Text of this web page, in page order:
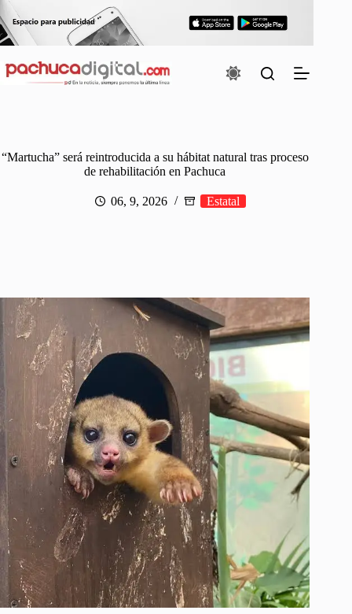
Saltar
al
contenido
“Martucha” será reintroducida a su hábitat natural tras proceso
de rehabilitación en Pachuca
06, 9, 2026 Estatal